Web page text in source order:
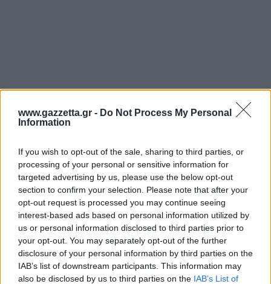
www.gazzetta.gr - Do Not Process My Personal
Information
If you wish to opt-out of the sale, sharing to third parties, or
processing of your personal or sensitive information for
targeted advertising by us, please use the below opt-out
section to confirm your selection. Please note that after your
opt-out request is processed you may continue seeing
interest-based ads based on personal information utilized by
us or personal information disclosed to third parties prior to
your opt-out. You may separately opt-out of the further
disclosure of your personal information by third parties on the
IAB’s list of downstream participants. This information may
also be disclosed by us to third parties on the IAB’s List of